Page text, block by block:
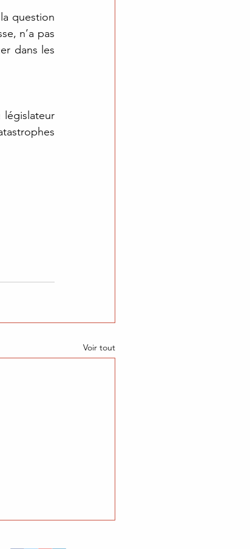
question
n’a pas
dans les
Voir tout